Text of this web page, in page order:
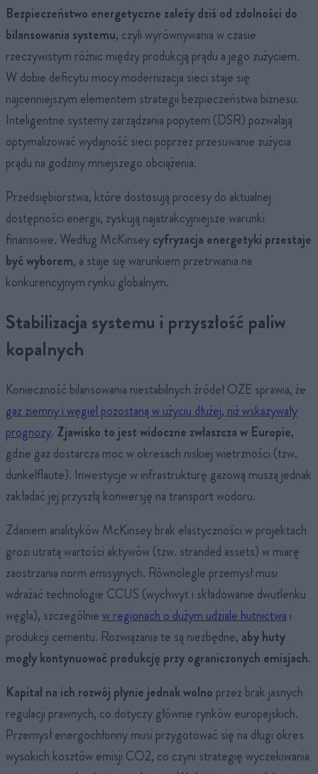
Bezpieczeństwo energetyczne zależy dziś od zdolności do
bilansowania systemu, czyli wyrównywania w czasie
rzeczywistym różnic między produkcją prądu a jego zużyciem.
W dobie deficytu mocy modernizacja sieci staje się
najcenniejszym elementem strategii bezpieczeństwa biznesu.
Inteligentne systemy zarządzania popytem (DSR) pozwalają
optymalizować wydajność sieci poprzez przesuwanie zużycia
prądu na godziny mniejszego obciążenia.
Przedsiębiorstwa, które dostosują procesy do aktualnej
dostępności energii, zyskują najatrakcyjniejsze warunki
finansowe. Według McKinseycyfryzacja energetyki przestaje
być wyborem, a staje się warunkiem przetrwania na
konkurencyjnym rynku globalnym.
Stabilizacja systemu i przyszłość paliw
kopalnych
Konieczność bilansowania niestabilnych źródeł OZE sprawia, że
gaz ziemny i węgiel pozostaną w użyciu dłużej, niż wskazywały
prognozy. Zjawisko to jest widoczne zwłaszcza w Europie,
gdzie gaz dostarcza moc w okresach niskiej wietrzności (tzw.
dunkelflaute). Inwestycje w infrastrukturę gazową muszą jednak
zakładać jej przyszłą konwersję na transport wodoru.
Zdaniem analityków McKinsey brak elastyczności w projektach
grozi utratą wartości aktywów (tzw. stranded assets) w miarę
zaostrzania norm emisyjnych. Równolegle przemysł musi
wdrażać technologie CCUS (wychwyt i składowanie dwutlenku
węgla), szczególnie w regionach o dużym udziale hutnictwa i
produkcji cementu. Rozwiązania te są niezbędne, aby huty
mogły kontynuować produkcję przy ograniczonych emisjach.
Kapitał na ich rozwój płynie jednak wolno przez brak jasnych
regulacji prawnych, co dotyczy głównie rynków europejskich.
Przemysł energochłonny musi przygotować się na długi okres
wysokich kosztów emisji CO2, co czyni strategię wyczekiwania